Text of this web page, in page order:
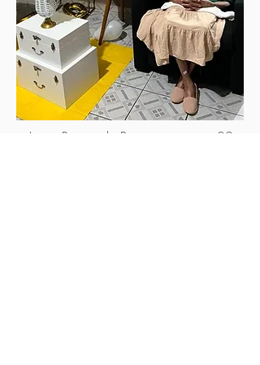
Laura Raimunda Pinto, nasceu em 02